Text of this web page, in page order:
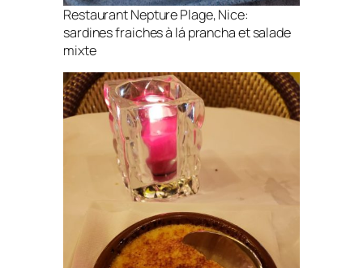
Restaurant Nepture Plage, Nice:
sardines fraiches à lá prancha et salade
mixte